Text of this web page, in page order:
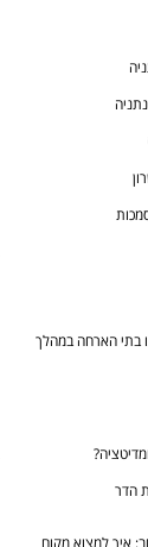
בתי הארחה במהלך
הדר